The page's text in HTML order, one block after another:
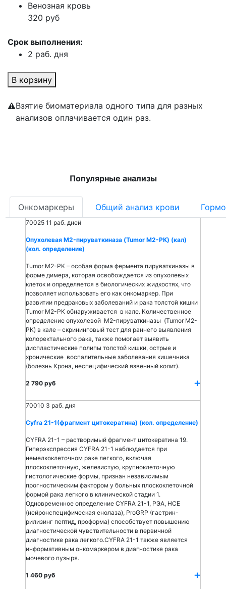
Венозная кровь
320 руб
Срок выполнения:
2 раб. дня
В корзину
Взятие биоматериала одного типа для разных
анализов оплачивается один раз.
Популярные анализы
Онкомаркеры Общий анализ крови
70025 11 раб. дней
Опухолевая M2-пируваткиназа (Tumor M2-PK) (кал)
(кол. определение)
Tumor M2-PK – особая форма фермента пируваткиназы в
форме димера, которая освобождается из опухолевых
клеток и определяется в биологических жидкостях, что
позволяет использовать его как онкомаркер. При
развитии предраковых заболеваний и рака толстой кишки
Tumor M2-PK обнаруживается в кале. Количественное
определение опухолевой M2-пируваткиназы (Tumor M2-
PK) в кале – скрининговый тест для раннего выявления
колоректального рака, также помогает выявить
диспластические полипы толстой кишки, острые и
хронические воспалительные заболевания кишечника
(болезнь Крона, неспецифический язвенный колит).
2 790 руб
70010 3 раб. дня
Cyfra 21-1(фрагмент цитокератина) (кол. определение)
CYFRA 21-1 – растворимый фрагмент цитокератина 19.
Гиперэкспрессия CYFRA 21-1 наблюдается при
немелкоклеточном раке легкого, включая
плоскоклеточную, железистую, крупноклеточную
гистологические формы, признан независимым
прогностическим фактором у больных плоскоклеточной
формой рака легкого в клинической стадии 1.
Одновременное определение CYFRA 21-1, РЭА, НСЕ
(нейронспецифическая енолаза), ProGRP (гастрин-
рилизинг пептид, проформа) способствует повышению
диагностической чувствительности в первичной
диагностике рака легкого.CYFRA 21-1 также является
информативным онкомаркером в диагностике рака
мочевого пузыря.
1 460 руб